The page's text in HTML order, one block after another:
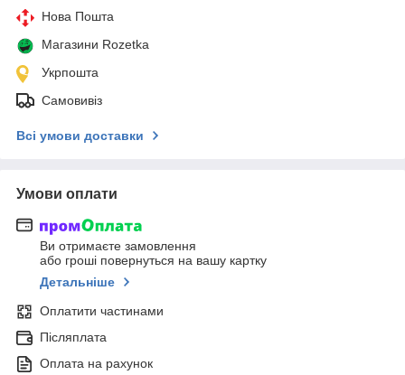
Нова Пошта
Магазини Rozetka
Укрпошта
Самовивіз
Всі умови доставки
Умови оплати
Ви отримаєте замовлення
або гроші повернуться на вашу картку
Детальніше
Оплатити частинами
Післяплата
Оплата на рахунок